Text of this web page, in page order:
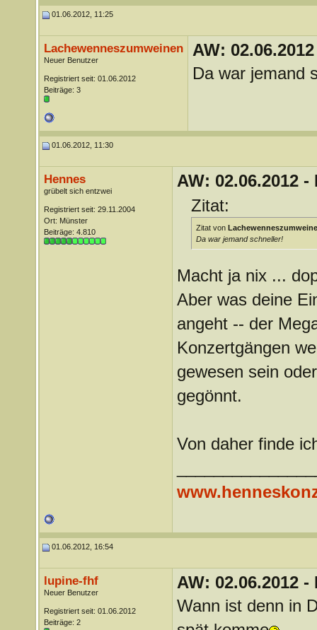
01.06.2012, 11:25
Lachewenneszumweinen
Neuer Benutzer
Registriert seit: 01.06.2012
Beiträge: 3
AW:
Da war jemand
01.06.2012, 11:30
Hennes
grübelt sich entzwei
Registriert seit: 29.11.2004
Ort: Münster
Beiträge: 4.810
AW: 02.06.2012
Zitat:
Zitat von
Da war jemand schneller!
Macht ja nix ...
Aber was deine
angeht -- der
Konzertgängen
gewesen sein
gegönnt.
Von daher finde
01.06.2012, 16:54
lupine-fhf
Neuer Benutzer
Registriert seit: 01.06.2012
Beiträge: 2
AW: 02.06.2012
Wann ist denn in